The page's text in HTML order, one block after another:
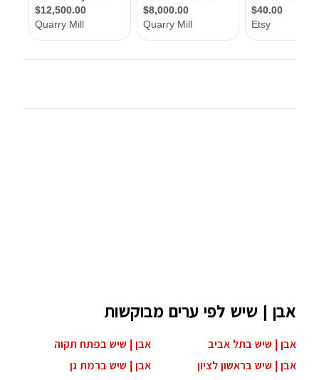
אבן | שיש לפי ערים מבוקשות
אבן | שיש בתל אביב
אבן | שיש בפתח תקוה
אבן | שיש בראשון לציון
אבן | שיש ברמת גן